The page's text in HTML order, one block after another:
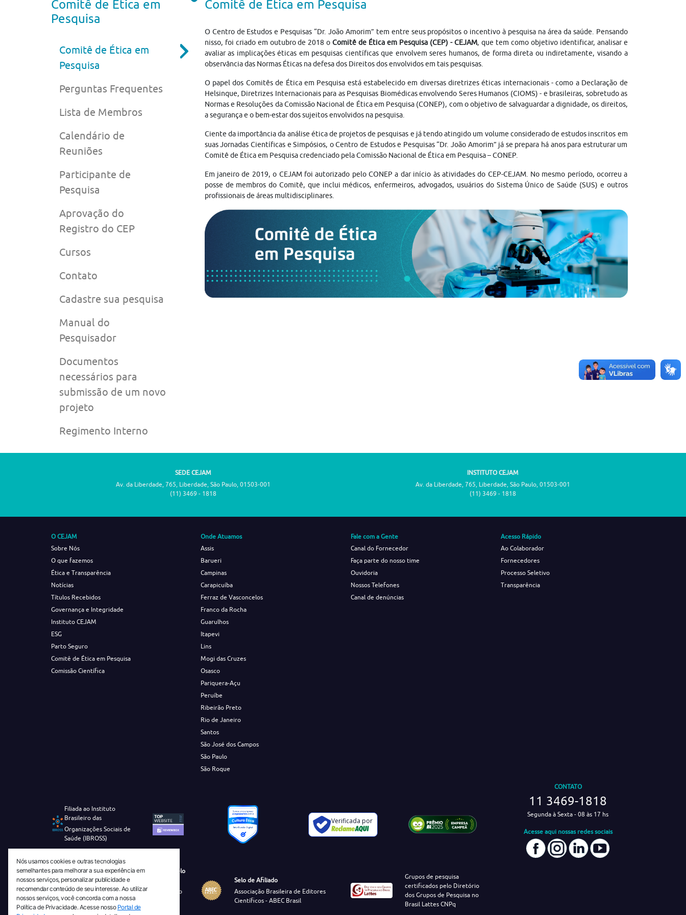
Comitê de Ética em
Pesquisa
Comitê de Ética em
Pesquisa
Perguntas Frequentes
Lista de Membros
Calendário de
Reuniões
Participante de
Pesquisa
Aprovação do
Registro do CEP
Cursos
Contato
Cadastre sua pesquisa
Manual do
Pesquisador
Documentos
necessários para
submissão de um novo
projeto
Regimento Interno
Comitê de Ética em Pesquisa
O Centro de Estudos e Pesquisas “Dr. João Amorim” tem entre seus propósitos o incentivo à pesquisa na área da saúde. Pensando
nisso, foi criado em outubro de 2018 oComitê de Ética em Pesquisa (CEP) - CEJAM, que tem como objetivo identificar, analisar e
avaliar as implicações éticas em pesquisas científicas que envolvem seres humanos, de forma direta ou indiretamente, visando a
observância das Normas Éticas na defesa dos Direitos dos envolvidos em tais pesquisas.
O papel dos Comitês de Ética em Pesquisa está estabelecido em diversas diretrizes éticas internacionais - como a Declaração de
Helsinque, Diretrizes Internacionais para as Pesquisas Biomédicas envolvendo Seres Humanos (CIOMS) - e brasileiras, sobretudo as
Normas e Resoluções da Comissão Nacional de Ética em Pesquisa (CONEP), com o objetivo de salvaguardar a dignidade, os direitos,
a segurança e o bem-estar dos sujeitos envolvidos na pesquisa.
Ciente da importância da análise ética de projetos de pesquisas e já tendo atingido um volume considerado de estudos inscritos em
suas Jornadas Científicas e Simpósios, o Centro de Estudos e Pesquisas “Dr. João Amorim” já se prepara há anos para estruturar um
Comitê de Ética em Pesquisa credenciado pela Comissão Nacional de Ética em Pesquisa – CONEP.
Em janeiro de 2019, o CEJAM foi autorizado pelo CONEP a dar início às atividades do CEP-CEJAM. No mesmo período, ocorreu a
posse de membros do Comitê, que inclui médicos, enfermeiros, advogados, usuários do Sistema Único de Saúde (SUS) e outros
profissionais de áreas multidisciplinares.
SEDE CEJAM
Av. da Liberdade, 765, Liberdade, São Paulo, 01503-001
(11) 3469 - 1818
INSTITUTO CEJAM
Av. da Liberdade, 765, Liberdade, São Paulo, 01503-001
(11) 3469 - 1818
O CEJAM
Sobre Nós
O que fazemos
Ética e Transparência
Notícias
Títulos Recebidos
Governança e Integridade
Instituto CEJAM
ESG
Parto Seguro
Comitê de Ética em Pesquisa
Comissão Científica
Onde Atuamos
Assis
Barueri
Campinas
Carapicuíba
Ferraz de Vasconcelos
Franco da Rocha
Guarulhos
Itapevi
Lins
Mogi das Cruzes
Osasco
Pariquera-Açu
Peruíbe
Ribeirão Preto
Rio de Janeiro
Santos
São José dos Campos
São Paulo
São Roque
Fale com a Gente
Canal do Fornecedor
Faça parte do nosso time
Ouvidoria
Nossos Telefones
Canal de denúncias
Acesso Rápido
Ao Colaborador
Fornecedores
Processo Seletivo
Transparência
Filiada ao Instituto
Brasileiro das
Organizações Sociais de
Saúde (IBROSS)
Verificada por
CONTATO
11 3469-1818
Segunda à Sexta - 08 às 17 hs
Acesse aqui nossas redes sociais
Revista Tecnico-Cientifica CEJAM Selo
Diamante de Ciência Aberta
Diretório Migulim Instituto Brasileiro
de Informação em Ciência e
Tecnologia - IBICT
Selo de Afiliado
Associação Brasileira de Editores
Científicos - ABEC Brasil
Grupos de pesquisa
certificados pelo Diretório
dos Grupos de Pesquisa no
Brasil Lattes CNPq
Nós usamos cookies e outras tecnologias
semelhantes para melhorar a sua experiência em
nossos serviços, personalizar publicidade e
recomendar conteúdo de seu interesse. Ao utilizar
nossos serviços, você concorda com a nossa
Política de Privacidade. Acesse nosso Portal de